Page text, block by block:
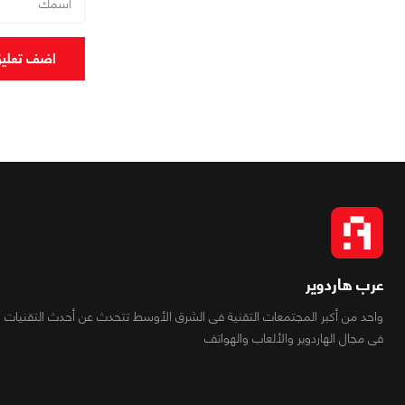
اضف
عرب هاردوير
واحد من أكبر المجتمعات التقنية فى الشرق الأوسط تتحدث عن أحدث التقنيات
فى مجال الهاردوير والألعاب والهواتف